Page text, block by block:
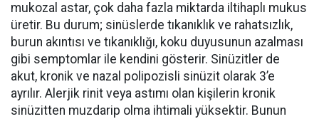
mukozal astar, çok daha fazla miktarda iltihaplı mukus
üretir. Bu durum; sinüslerde tıkanıklık ve rahatsızlık,
burun akıntısı ve tıkanıklığı, koku duyusunun azalması
gibi semptomlar ile kendini gösterir. Sinüzitler de
akut, kronik ve nazal polipozisli sinüzit olarak 3’e
ayrılır. Alerjik rinit veya astımı olan kişilerin kronik
sinüzitten muzdarip olma ihtimali yüksektir. Bunun